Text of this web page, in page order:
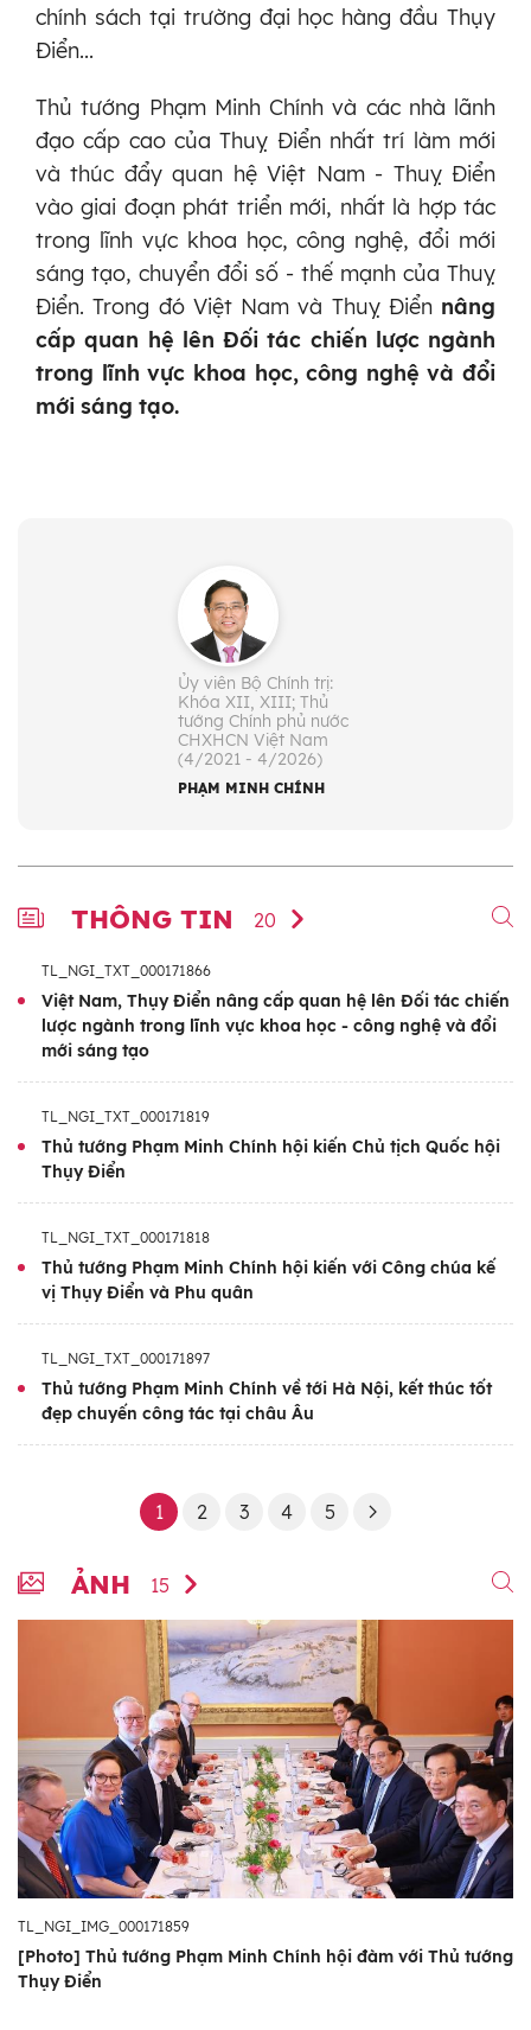
chính sách tại trường đại học hàng đầu Thụy
Điển...
Thủ tướng Phạm Minh Chính và các nhà lãnh
đạo cấp cao của Thuỵ Điển nhất trí làm mới
và thúc đẩy quan hệ Việt Nam - Thuỵ Điển
vào giai đoạn phát triển mới, nhất là hợp tác
trong lĩnh vực khoa học, công nghệ, đổi mới
sáng tạo, chuyển đổi số - thế mạnh của Thuỵ
Điển. Trong đó Việt Nam và Thuỵ Điển nâng
cấp quan hệ lên Đối tác chiến lược ngành
trong lĩnh vực khoa học, công nghệ và đổi
mới sáng tạo.
Ủy viên Bộ Chính trị:
Khóa XII, XIII; Thủ
tướng Chính phủ nước
CHXHCN Việt Nam
(4/2021 - 4/2026)
PHẠM MINH CHÍNH
THÔNG TIN 20
TL_NGI_TXT_000171866
Việt Nam, Thụy Điển nâng cấp quan hệ lên Đối tác chiến
lược ngành trong lĩnh vực khoa học - công nghệ và đổi
mới sáng tạo
TL_NGI_TXT_000171819
Thủ tướng Phạm Minh Chính hội kiến Chủ tịch Quốc hội
Thụy Điển
TL_NGI_TXT_000171818
Thủ tướng Phạm Minh Chính hội kiến với Công chúa kế
vị Thụy Điển và Phu quân
TL_NGI_TXT_000171897
Thủ tướng Phạm Minh Chính về tới Hà Nội, kết thúc tốt
đẹp chuyến công tác tại châu Âu
1 2 3 4 5
ẢNH 15
TL_NGI_IMG_000171859
[Photo] Thủ tướng Phạm Minh Chính hội đàm với Thủ tướng
Thụy Điển